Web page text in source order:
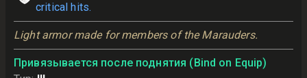
critical hits.
Light armor made for members of the Marauders.
Привязывается после поднятия (Bind on Equip)